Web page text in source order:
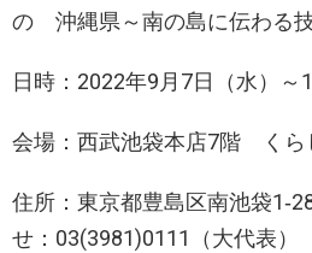
の 沖縄県～南の島に伝わる
日時：2022年9月7日（水）～
会場：西武池袋本店7階 くら
住所：東京都豊島区南池袋
せ：03(3981)0111（大代表）